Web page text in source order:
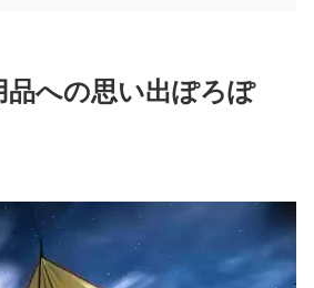
品への思い出ぽろぽ